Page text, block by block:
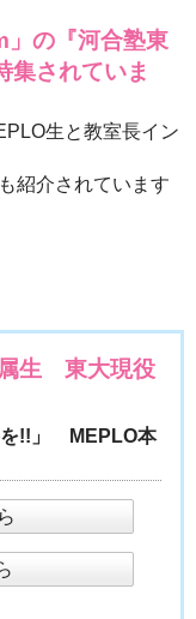
の『河合塾東
集されていま
生と教室長イン
紹介されています
生 東大現役
を!!」 MEPLO本